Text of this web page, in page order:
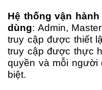
Hệ thống vận
dùng: Admin,
truy cập được thiết
truy cập được thực
quyền và mỗi người
biệt.